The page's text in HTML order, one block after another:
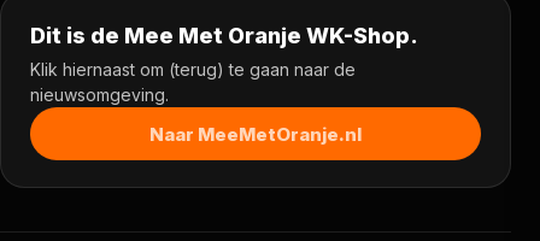
Dit is de Mee Met Oranje WK-Shop.
Klik hiernaast om (terug) te gaan naar de
nieuwsomgeving.
Naar MeeMetOranje.nl